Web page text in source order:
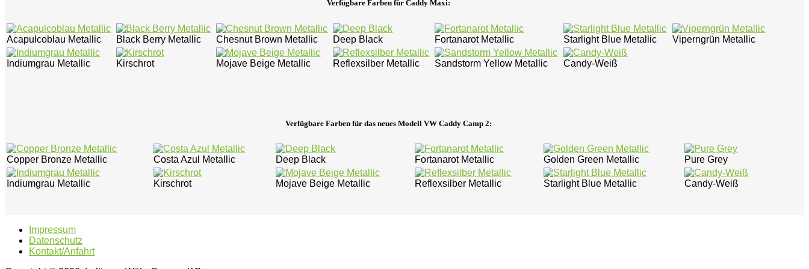
Verfügbare Farben für Caddy Maxi:
Acapulcoblau Metallic Black Berry Metallic Chesnut Brown Metallic Deep Black Fortanarot Metallic Starlight Blue Metallic Viperngrün Metallic
Indiumgrau Metallic Kirschrot Mojave Beige Metallic Reflexsilber Metallic Sandstorm Yellow Metallic Candy-Weiß
Verfügbare Farben für das neues Modell VW Caddy Camp 2:
Copper Bronze Metallic Costa Azul Metallic Deep Black Fortanarot Metallic Golden Green Metallic Pure Grey
Indiumgrau Metallic Kirschrot Mojave Beige Metallic Reflexsilber Metallic Starlight Blue Metallic Candy-Weiß
Impressum
Datenschutz
Kontakt/Anfahrt